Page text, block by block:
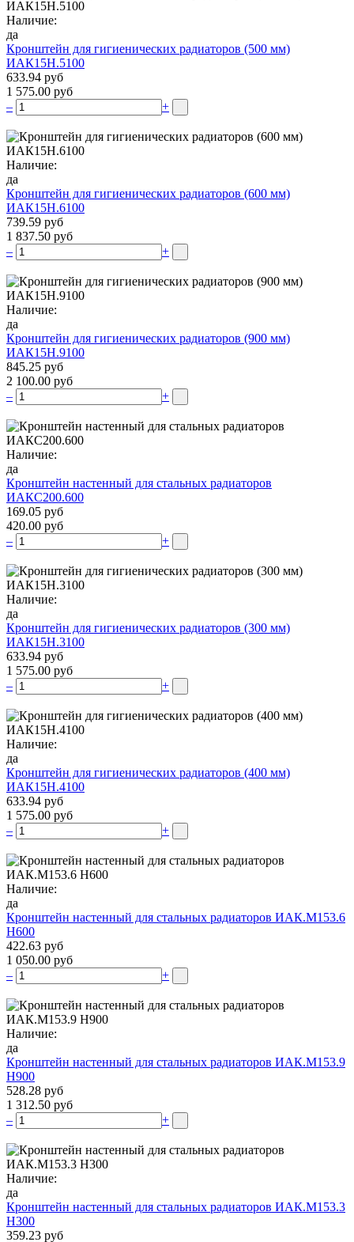
Наличие:
да
Кронштейн для гигиенических радиаторов (500 мм)
ИАК15Н.5100
633.94 руб
1 575.00 руб
–
+
Наличие:
да
Кронштейн для гигиенических радиаторов (600 мм)
ИАК15Н.6100
739.59 руб
1 837.50 руб
–
+
Наличие:
да
Кронштейн для гигиенических радиаторов (900 мм)
ИАК15Н.9100
845.25 руб
2 100.00 руб
–
+
Наличие:
да
Кронштейн настенный для стальных радиаторов
ИАКС200.600
169.05 руб
420.00 руб
–
+
Наличие:
да
Кронштейн для гигиенических радиаторов (300 мм)
ИАК15Н.3100
633.94 руб
1 575.00 руб
–
+
Наличие:
да
Кронштейн для гигиенических радиаторов (400 мм)
ИАК15Н.4100
633.94 руб
1 575.00 руб
–
+
Наличие:
да
Кронштейн настенный для стальных радиаторов ИАК.М153.6
Н600
422.63 руб
1 050.00 руб
–
+
Наличие:
да
Кронштейн настенный для стальных радиаторов ИАК.М153.9
Н900
528.28 руб
1 312.50 руб
–
+
Наличие:
да
Кронштейн настенный для стальных радиаторов ИАК.М153.3
Н300
359.23 руб